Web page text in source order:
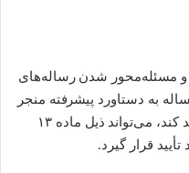
و مسئله‌محور شدن رساله‌های
به دستاورد پیشرفته منجر
شود و هیئت داوری دانشگاه آن را تأیید کند، می‌تواند ذیل ماده ۱۳
قرار گیرد.